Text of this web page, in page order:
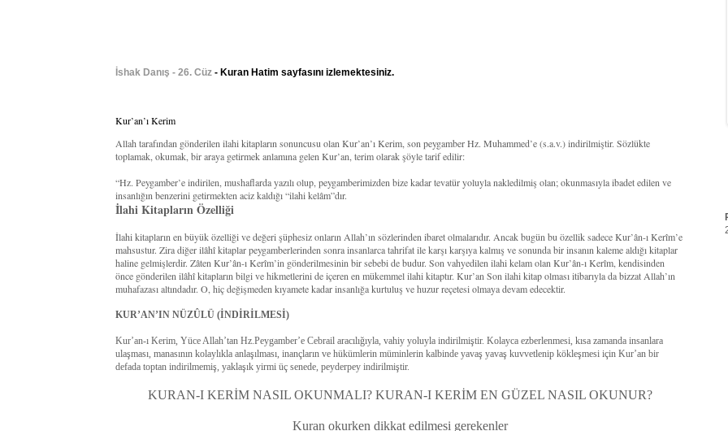
İshak Danış - 26. Cüz - Kuran Hatim sayfasını izlemektesiniz.
Kur’an’ı Kerim
Allah tarafından gönderilen ilahi kitapların sonuncusu olan Kur’an’ı Kerim, son peygamber Hz. Muhammed’e (s.a.v.) indirilmiştir. Sözlükte
toplamak, okumak, bir araya getirmek anlamına gelen Kur’an, terim olarak şöyle tarif edilir:
“Hz. Peygamber’e indirilen, mushaflarda yazılı olup, peygamberimizden bize kadar tevatür yoluyla nakledilmiş olan; okunmasıyla ibadet edilen ve
insanlığın benzerini getirmekten aciz kaldığı “ilahi kelâm”dır.
İlahi Kitapların Özelliği
İlahi kitapların en büyük özelliği ve değeri şüphesiz onların Allah’ın sözlerinden ibaret olmalarıdır. Ancak bugün bu özellik sadece Kur’ân-ı Kerîm’e
mahsustur. Zira diğer ilâhî kitaplar peygamberlerinden sonra insanlarca tahrifat ile karşı karşıya kalmış ve sonunda bir insanın kaleme aldığı kitaplar
haline gelmişlerdir. Zâten Kur’ân-ı Kerîm’in gönderilmesinin bir sebebi de budur. Son vahyedilen ilahi kelam olan Kur’ân-ı Kerîm, kendisinden
önce gönderilen ilâhî kitapların bilgi ve hikmetlerini de içeren en mükemmel ilahi kitaptır. Kur’an Son ilahi kitap olması itibarıyla da bizzat Allah’ın
muhafazası altındadır. O, hiç değişmeden kıyamete kadar insanlığa kurtuluş ve huzur reçetesi olmaya devam edecektir.
KUR’AN’IN NÜZÛLÜ (İNDİRİLMESİ)
Kur’an-ı Kerim, Yüce Allah’tan Hz.Peygamber’e Cebrail aracılığıyla, vahiy yoluyla indirilmiştir. Kolayca ezberlenmesi, kısa zamanda insanlara
ulaşması, manasının kolaylıkla anlaşılması, inançların ve hükümlerin müminlerin kalbinde yavaş yavaş kuvvetlenip kökleşmesi için Kur’an bir
defada toptan indirilmemiş, yaklaşık yirmi üç senede, peyderpey indirilmiştir.
KURAN-I KERİM NASIL OKUNMALI? KURAN-I KERİM EN GÜZEL NASIL OKUNUR?
Kuran okurken dikkat edilmesi gerekenler